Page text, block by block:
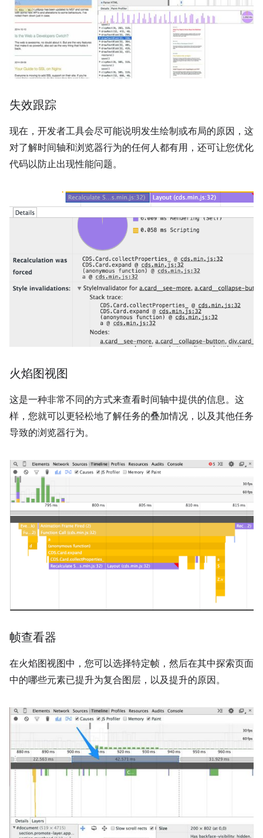
失效跟踪
现在，开发者工具会尽可能说明发生绘制或布局的原因，这
对了解时间轴和浏览器行为的任何人都有用，还可让您优化
代码以防止出现性能问题。
火焰图视图
这是一种非常不同的方式来查看时间轴中提供的信息。这
样，您就可以更轻松地了解任务的叠加情况，以及其他任务
导致的浏览器行为。
帧查看器
在火焰图视图中，您可以选择特定帧，然后在其中探索页面
中的哪些元素已提升为复合图层，以及提升的原因。